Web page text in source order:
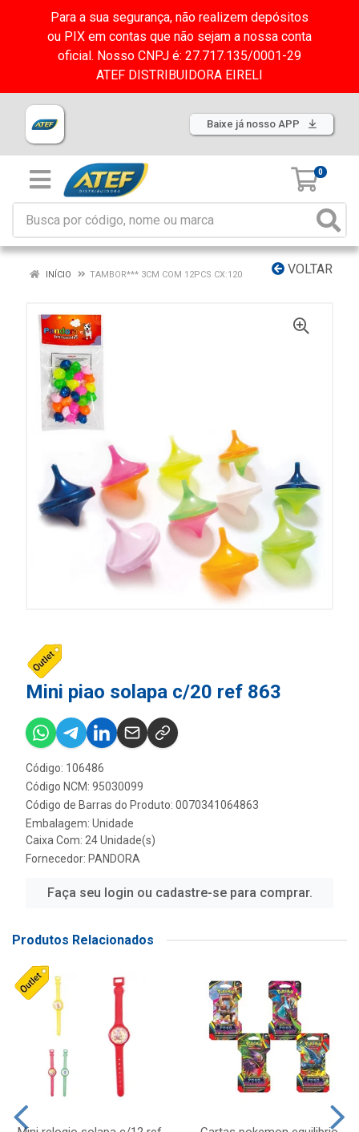
Para a sua segurança, não realizem depósitos
ou PIX em contas que não sejam a nossa conta
oficial. Nosso CNPJ é: 27.717.135/0001-29
ATEF DISTRIBUIDORA EIRELI
Baixe já nosso APP
0
VOLTAR
INÍCIO TAMBOR*** 3CM COM 12PCS CX:120
Mini piao solapa c/20 ref 863
Código: 106486
Código NCM: 95030099
Código de Barras do Produto: 0070341064863
Embalagem: Unidade
Caixa Com: 24 Unidade(s)
Fornecedor: PANDORA
Faça seu login ou cadastre-se para comprar.
Produtos Relacionados